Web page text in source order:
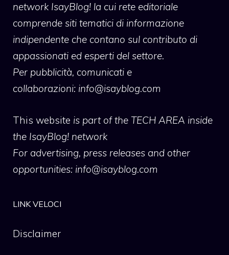
network IsayBlog! la cui rete editoriale
comprende siti tematici di informazione
indipendente che contano sul contributo di
appassionati ed esperti del settore.
Per pubblicità, comunicati e
collaborazioni: info@isayblog.com
This website is part of the TECH AREA inside
the IsayBlog! network
For advertising, press releases and other
opportunities: info@isayblog.com
LINK VELOCI
Disclaimer